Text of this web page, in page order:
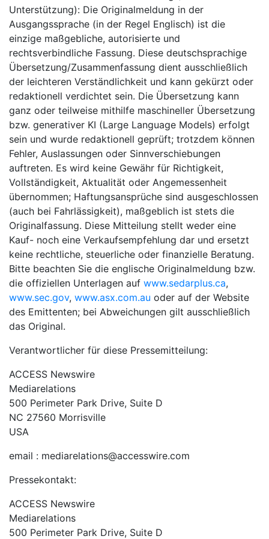
Unterstützung): Die Originalmeldung in der
Ausgangssprache (in der Regel Englisch) ist die
einzige maßgebliche, autorisierte und
rechtsverbindliche Fassung. Diese deutschsprachige
Übersetzung/Zusammenfassung dient ausschließlich
der leichteren Verständlichkeit und kann gekürzt oder
redaktionell verdichtet sein. Die Übersetzung kann
ganz oder teilweise mithilfe maschineller Übersetzung
bzw. generativer KI (Large Language Models) erfolgt
sein und wurde redaktionell geprüft; trotzdem können
Fehler, Auslassungen oder Sinnverschiebungen
auftreten. Es wird keine Gewähr für Richtigkeit,
Vollständigkeit, Aktualität oder Angemessenheit
übernommen; Haftungsansprüche sind ausgeschlossen
(auch bei Fahrlässigkeit), maßgeblich ist stets die
Originalfassung. Diese Mitteilung stellt weder eine
Kauf- noch eine Verkaufsempfehlung dar und ersetzt
keine rechtliche, steuerliche oder finanzielle Beratung.
Bitte beachten Sie die englische Originalmeldung bzw.
die offiziellen Unterlagen auf www.sedarplus.ca,
www.sec.gov, www.asx.com.au oder auf der Website
des Emittenten; bei Abweichungen gilt ausschließlich
das Original.
Verantwortlicher für diese Pressemitteilung:
ACCESS Newswire
Mediarelations
500 Perimeter Park Drive, Suite D
NC 27560 Morrisville
USA
email : mediarelations@accesswire.com
Pressekontakt:
ACCESS Newswire
Mediarelations
500 Perimeter Park Drive, Suite D